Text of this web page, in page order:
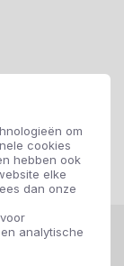
om
cookies
hebben ook
elke
dan onze
analytische